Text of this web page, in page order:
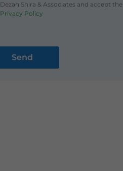
Dezan Shira & Associates and accept the
Privacy Policy